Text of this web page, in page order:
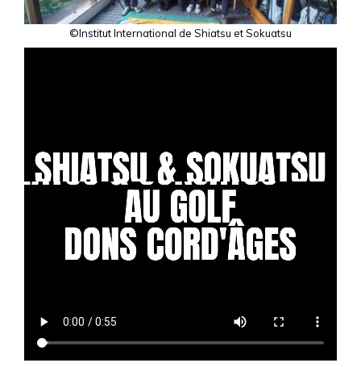
©Institut International de Shiatsu et Sokuatsu